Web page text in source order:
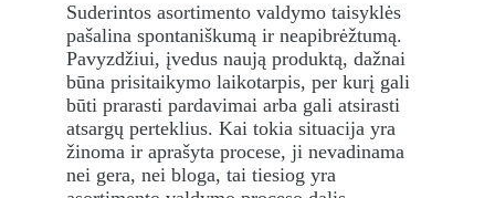
Suderintos asortimento valdymo taisyklės
pašalina spontaniškumą ir neapibrėžtumą.
Pavyzdžiui, įvedus naują produktą, dažnai
būna prisitaikymo laikotarpis, per kurį gali
būti prarasti pardavimai arba gali atsirasti
atsargų perteklius. Kai tokia situacija yra
žinoma ir aprašyta procese, ji nevadinama
nei gera, nei bloga, tai tiesiog yra